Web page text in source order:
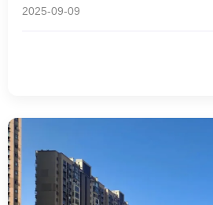
2025-09-09